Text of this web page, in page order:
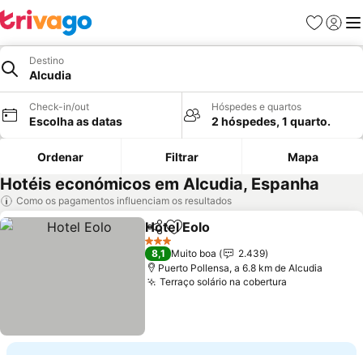
Favoritos
Iniciar
Destino
Alcudia
Check-in/out
Escolha as datas
Hóspedes e quartos
2 hóspedes, 1 quarto.
Ordenar Filtrar Mapa
Hotéis económicos em Alcudia, Espanha
Como os pagamentos influenciam os resultados
PartilharAdicionar aos favoritos
Hotel Eolo
3 Estrelas
8,1 Muito boa
2.439
Puerto Pollensa, a 6.8 km de Alcudia
Terraço solário na cobertura